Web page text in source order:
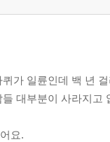
가 일륜인데 백 년
대부분이 사라지
요.